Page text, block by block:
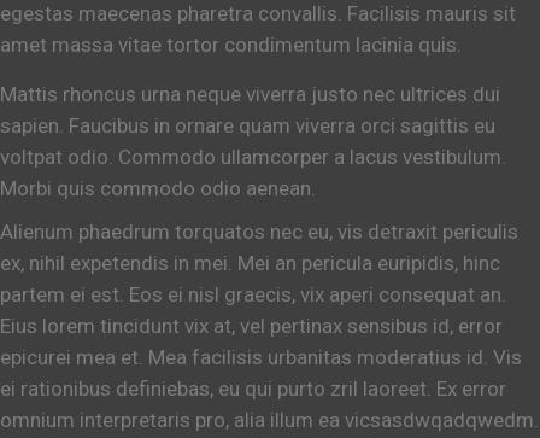
egestas maecenas pharetra convallis. Facilisis mauris sit
amet massa vitae tortor condimentum lacinia quis.
Mattis rhoncus urna neque viverra justo nec ultrices dui
sapien. Faucibus in ornare quam viverra orci sagittis eu
voltpat odio. Commodo ullamcorper a lacus vestibulum.
Morbi quis commodo odio aenean.
Alienum phaedrum torquatos nec eu, vis detraxit periculis
ex, nihil expetendis in mei. Mei an pericula euripidis, hinc
partem ei est. Eos ei nisl graecis, vix aperi consequat an.
Eius lorem tincidunt vix at, vel pertinax sensibus id, error
epicurei mea et. Mea facilisis urbanitas moderatius id. Vis
ei rationibus definiebas, eu qui purto zril laoreet. Ex error
omnium interpretaris pro, alia illum ea vicsasdwqadqwedm.